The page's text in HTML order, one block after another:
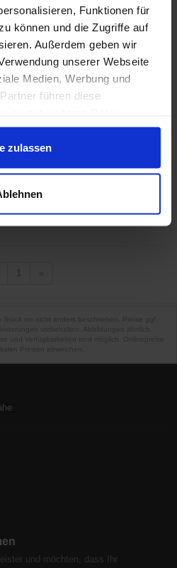
Funktionen für
können und die Zugriffe auf
Außerdem geben wir
unserer Webseite
Medien, Werbung und
führen diese
hast oder die sie
der Dienste gesammelt
zulassen
Compact DC8200 1/3.2 Zoll
18 MP CMOS 4896 x 3672
(Violett)
€
Compact Realishot DC8200
Kompaktkamera 18 MP CMOS
1
und möchten, dass Ihr